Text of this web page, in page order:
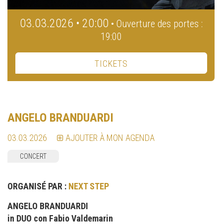
03.03.2026 • 20:00 • Ouverture des portes :
19:00
TICKETS
ANGELO BRANDUARDI
03.03.2026 AJOUTER À MON AGENDA
CONCERT
ORGANISÉ PAR : NEXT STEP
ANGELO BRANDUARDI
in DUO con Fabio Valdemarin